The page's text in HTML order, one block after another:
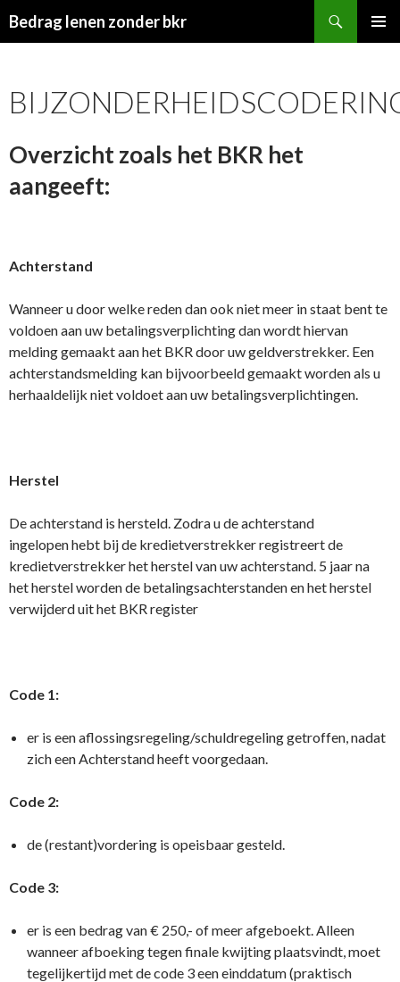
Bedrag lenen zonder bkr
Overzicht zoals het BKR het
aangeeft:
Achterstand
Wanneer u door welke reden dan ook niet meer in staat bent te
voldoen aan uw betalingsverplichting dan wordt hiervan
melding gemaakt aan het BKR door uw geldverstrekker. Een
achterstandsmelding kan bijvoorbeeld gemaakt worden als u
herhaaldelijk niet voldoet aan uw betalingsverplichtingen.
Herstel
De achterstand is hersteld. Zodra u de achterstand
ingelopen hebt bij de kredietverstrekker registreert de
kredietverstrekker het herstel van uw achterstand. 5 jaar na
het herstel worden de betalingsachterstanden en het herstel
verwijderd uit het BKR register
Code 1:
er is een aflossingsregeling/schuldregeling getroffen, nadat
zich een Achterstand heeft voorgedaan.
Code 2:
de (restant)vordering is opeisbaar gesteld.
Code 3:
er is een bedrag van € 250,- of meer afgeboekt. Alleen
wanneer afboeking tegen finale kwijting plaatsvindt, moet
tegelijkertijd met de code 3 een einddatum (praktisch